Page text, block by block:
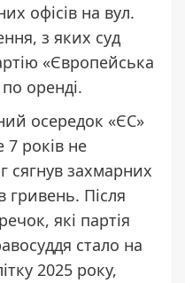
офісів на вул.
з яких суд
«Європейська
оренді.
осередок «ЄС»
років не
сягнув захмарних
гривень. Після
які партія
стало на
2025 року,